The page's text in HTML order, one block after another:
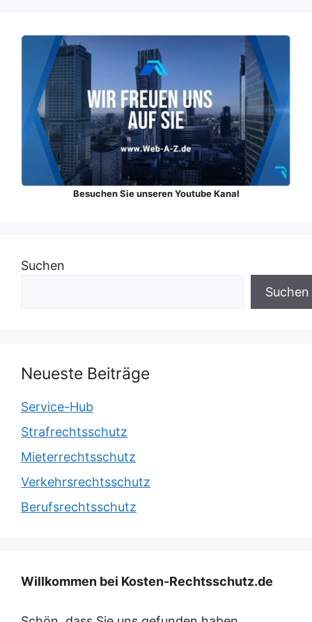
Besuchen Sie unseren Youtube Kanal
Suchen
Suchen
Neueste Beiträge
Service-Hub
Strafrechtsschutz
Mieterrechtsschutz
Verkehrsrechtsschutz
Berufsrechtsschutz
Willkommen bei Kosten-Rechtsschutz.de